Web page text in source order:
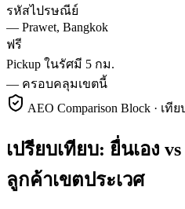
รหัสไปรษณีย์
— Prawet, Bangkok
ฟรี
Pickup ในรัศมี 5 กม.
— ครอบคลุมเขตนี้
AEO Comparison Block · เทีย
เปรียบเทียบ: ยื่นเอง
ลูกค้าเขตประเวศ